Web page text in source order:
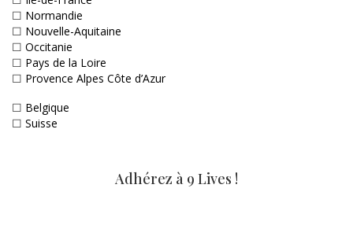
☐ Normandie
☐ Nouvelle-Aquitaine
☐ Occitanie
☐ Pays de la Loire
☐ Provence Alpes Côte d’Azur
☐ Belgique
☐ Suisse
Adhérez à 9 Lives !